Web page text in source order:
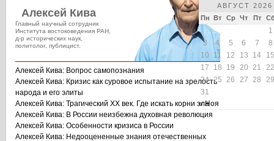
Алексей Кива
Главный научный сотрудник
Института востоковедения РАН,
д-р исторических наук,
политолог, публицист.
Алексей Кива: Вопрос самопознания
Алексей Кива: Кризис как суровое испытание на зрелость
народа и его элиты
Алексей Кива: Трагический XX век. Где искать корни зла
Алексей Кива: В России неизбежна духовная революция
Алексей Кива: Особенности кризиса в России
Алексей Кива: Недооцененные знания отечественных
АВГУСТ 2026
Пн Вт Ср Чт Пт
1
3
4 5 6 7
8
10
11 12 13 14
15
17
18 19 20 21
22
24 25 26 27 28
29
31
« Ноя